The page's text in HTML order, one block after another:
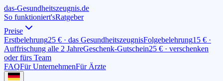
das-Gesundheitszeugnis.de
So funktioniert'sRatgeber
Preise
Erstbelehrung25 € · das GesundheitszeugnisFolgebelehrung15 € ·
Auffrischung alle 2 JahreGeschenk-Gutschein25 € · verschenken
oder fürs Team
FAQFür UnternehmenFür Ärzte